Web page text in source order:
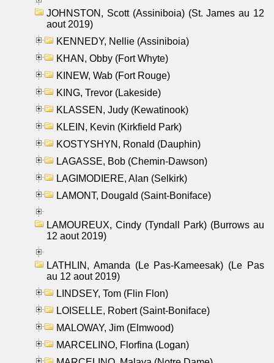
JOHNSTON, Scott (Assiniboia) (St. James au 12
aout 2019)
KENNEDY, Nellie (Assiniboia)
KHAN, Obby (Fort Whyte)
KINEW, Wab (Fort Rouge)
KING, Trevor (Lakeside)
KLASSEN, Judy (Kewatinook)
KLEIN, Kevin (Kirkfield Park)
KOSTYSHYN, Ronald (Dauphin)
LAGASSE, Bob (Chemin-Dawson)
LAGIMODIERE, Alan (Selkirk)
LAMONT, Dougald (Saint-Boniface)
LAMOUREUX, Cindy (Tyndall Park) (Burrows au
12 aout 2019)
LATHLIN, Amanda (Le Pas-Kameesak) (Le Pas
au 12 aout 2019)
LINDSEY, Tom (Flin Flon)
LOISELLE, Robert (Saint-Boniface)
MALOWAY, Jim (Elmwood)
MARCELINO, Florfina (Logan)